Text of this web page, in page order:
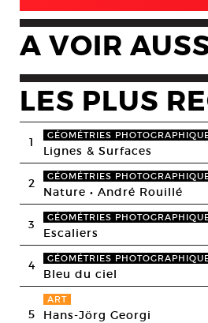
A VOIR
LES PLUS
1 GÉOMÉTRIES
Lignes & Surfaces
2 GÉOMÉTRIES
Nature • André Rouillé
3 GÉOMÉTRIES
Escaliers
4 GÉOMÉTRIES
Bleu du ciel
5
ART
Hans-Jörg Georgi